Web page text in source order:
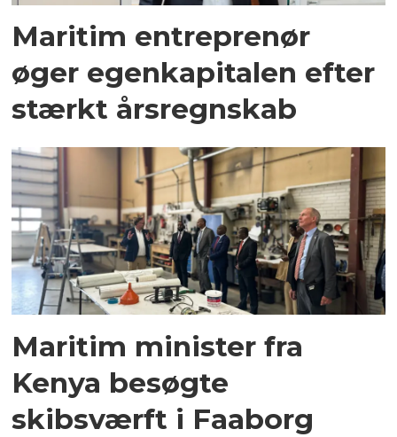
Maritim entreprenør
øger egenkapitalen efter
stærkt årsregnskab
Maritim minister fra
Kenya besøgte
skibsværft i Faaborg